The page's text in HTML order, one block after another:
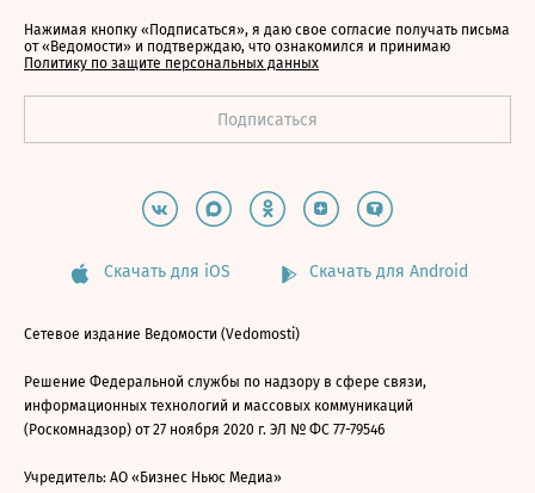
Нажимая кнопку «Подписаться», я даю свое согласие получать письма
от «Ведомости» и подтверждаю, что ознакомился и принимаю
Политику по защите персональных данных
Скачать для iOS Скачать для Android
Сетевое издание Ведомости (Vedomosti)
Решение Федеральной службы по надзору в сфере связи,
информационных технологий и массовых коммуникаций
(Роскомнадзор) от 27 ноября 2020 г. ЭЛ № ФС 77-79546
Учредитель: АО «Бизнес Ньюс Медиа»